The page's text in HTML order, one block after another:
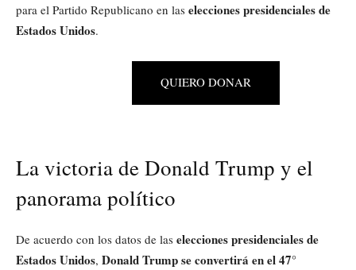
para el Partido Republicano en las elecciones presidenciales de
Estados Unidos.
QUIERO DONAR
La victoria de Donald Trump y el
panorama político
De acuerdo con los datos de las elecciones presidenciales de
Estados Unidos, Donald Trump se convertirá en el 47°